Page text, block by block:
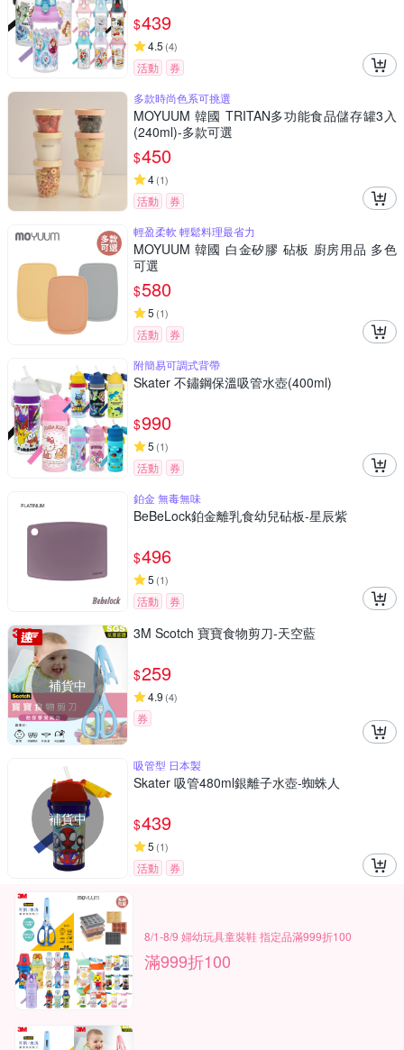
$439
4.5 (4)
活動
券
多款時尚色系可挑選
MOYUUM 韓國 TRITAN多功能食品儲存罐3入
(240ml)-多款可選
$450
4(1)
活動
券
輕盈柔軟 輕鬆料理最省力
MOYUUM 韓國 白金矽膠 砧板 廚房用品 多色
可選
$580
5 (1)
活動
券
附簡易可調式背帶
Skater 不鏽鋼保溫吸管水壺(400ml)
$990
5 (1)
活動
券
鉑金 無毒無味
BeBeLock鉑金離乳食幼兒砧板-星辰紫
$496
5 (1)
活動 券
補貨中
3M Scotch 寶寶食物剪刀-天空藍
$259
4.9 (4)
券
補貨中
吸管型 日本製
Skater 吸管480ml銀離子水壺-蜘蛛人
$439
5 (1)
活動 券
8/1-8/9 婦幼玩具童裝鞋 指定品滿999折100
滿999折100